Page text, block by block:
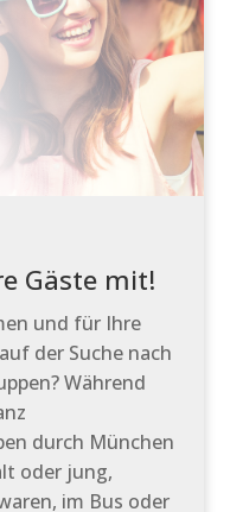
Gäste mit!
und für Ihre
der Suche nach
Während
durch München
oder jung,
im Bus oder